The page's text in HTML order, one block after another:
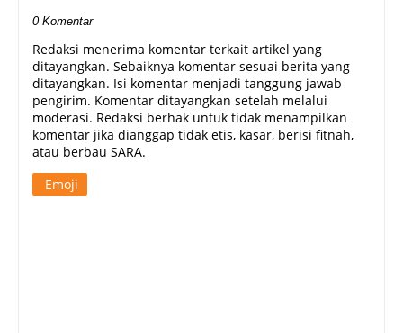
0 Komentar
Redaksi menerima komentar terkait artikel yang
ditayangkan. Sebaiknya komentar sesuai berita yang
ditayangkan. Isi komentar menjadi tanggung jawab
pengirim. Komentar ditayangkan setelah melalui
moderasi. Redaksi berhak untuk tidak menampilkan
komentar jika dianggap tidak etis, kasar, berisi fitnah,
atau berbau SARA.
Emoji